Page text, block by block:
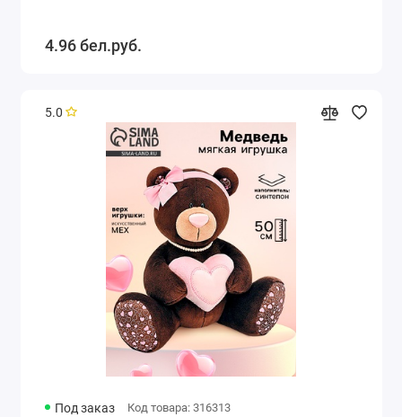
4.96 бел.руб.
5.0
Под заказ Код товара: 316313